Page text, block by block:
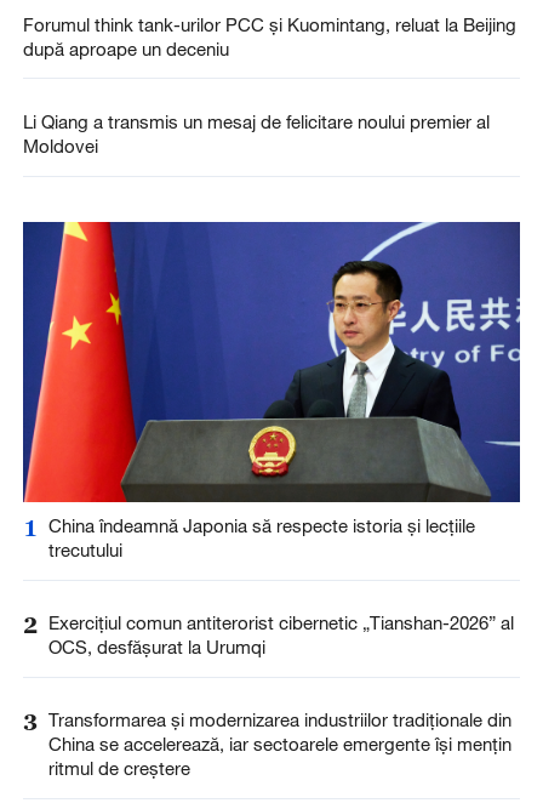
Forumul think tank-urilor PCC și Kuomintang, reluat la Beijing
după aproape un deceniu
Li Qiang a transmis un mesaj de felicitare noului premier al
Moldovei
1
China îndeamnă Japonia să respecte istoria și lecțiile
trecutului
2 Exercițiul comun antiterorist cibernetic „Tianshan-2026” al
OCS, desfășurat la Urumqi
3 Transformarea și modernizarea industriilor tradiționale din
China se accelerează, iar sectoarele emergente își mențin
ritmul de creștere